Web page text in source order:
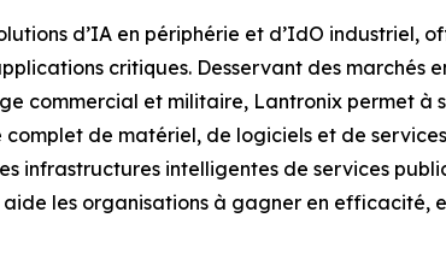
d’IA en périphérie et d’IdO industriel,
critiques. Desservant des marchés
commercial et militaire, Lantronix permet à
de matériel, de logiciels et de
infrastructures intelligentes de services
les organisations à gagner en efficacité,